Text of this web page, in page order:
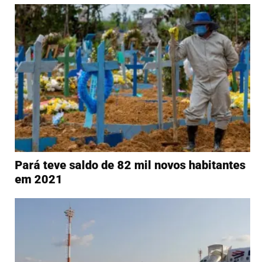
Pará teve saldo de 82 mil novos habitantes
em 2021